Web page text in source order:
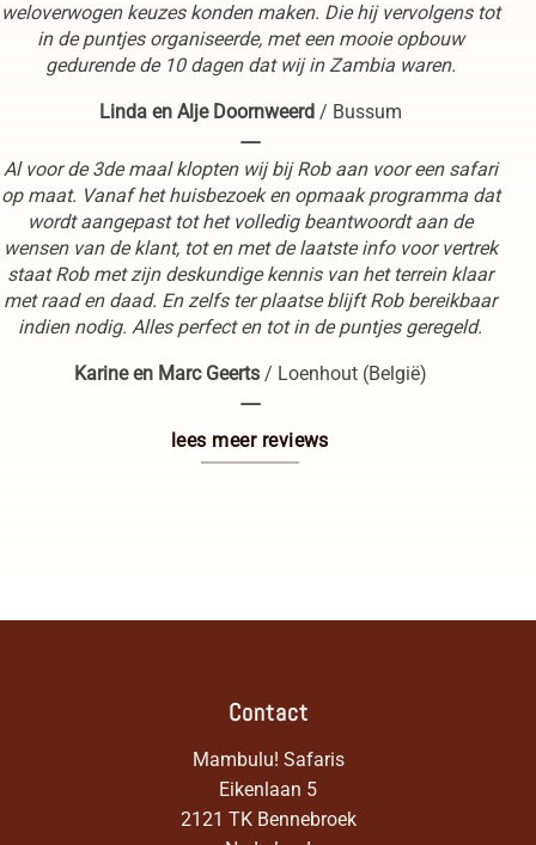
weloverwogen keuzes konden maken. Die hij vervolgens tot
in de puntjes organiseerde, met een mooie opbouw
gedurende de 10 dagen dat wij in Zambia waren.
Linda en Alje Doornweerd / Bussum
----
Al voor de 3de maal klopten wij bij Rob aan voor een safari
op maat. Vanaf het huisbezoek en opmaak programma dat
wordt aangepast tot het volledig beantwoordt aan de
wensen van de klant, tot en met de laatste info voor vertrek
staat Rob met zijn deskundige kennis van het terrein klaar
met raad en daad. En zelfs ter plaatse blijft Rob bereikbaar
indien nodig. Alles perfect en tot in de puntjes geregeld.
Karine en Marc Geerts / Loenhout (België)
----
lees meer reviews
Contact
Mambulu! Safaris
Eikenlaan 5
2121 TK Bennebroek